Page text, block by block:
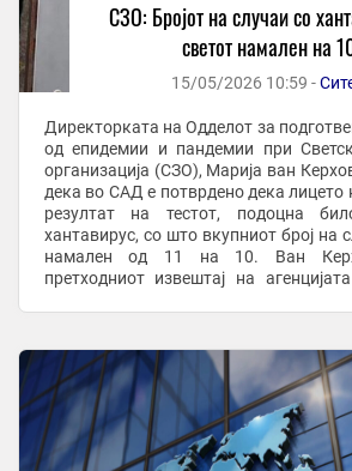
СЗО: Бројот на случаи со
светот намален на
15/05/2026 10:59 -
Директорката на Одделот за
од епидемии и пандемии при
организација (СЗО), Марија ван
дека во САД е потврдено дека лицето
резултат на тестот, подоцна
хантавирус, со што вкупниот број на
намален од 11 на 10. Ван
претходниот извештај на